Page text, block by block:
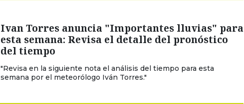
Ivan Torres anuncia "Importantes lluvias" para
esta semana: Revisa el detalle del pronóstico
del tiempo
"Revisa en la siguiente nota el análisis del tiempo para esta
semana por el meteorólogo Iván Torres."